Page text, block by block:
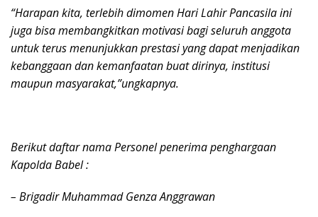
“Harapan kita, terlebih dimomen Hari Lahir Pancasila ini
juga bisa membangkitkan motivasi bagi seluruh anggota
untuk terus menunjukkan prestasi yang dapat menjadikan
kebanggaan dan kemanfaatan buat dirinya, institusi
maupun masyarakat,”ungkapnya.
Berikut daftar nama Personel penerima penghargaan
Kapolda Babel :
– Brigadir Muhammad Genza Anggrawan